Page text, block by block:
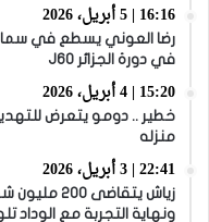
16:16 | 5 أبريل، 2026
رضا العوني يسطع في سماء
في دورة الجزائر J60
15:20 | 4 أبريل، 2026
خطير .. دومو يتعرض
منزله
22:41 | 3 أبريل، 2026
ونهاية التجربة مع الوداد